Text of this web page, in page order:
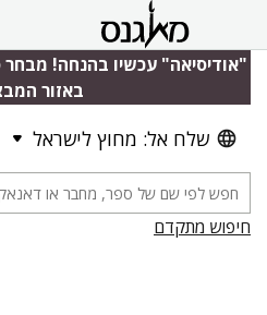
"אודיסיאה" עכשיו בהנחה!
באזור
שלח אל: מחוץ לישראל
חיפוש מתקדם